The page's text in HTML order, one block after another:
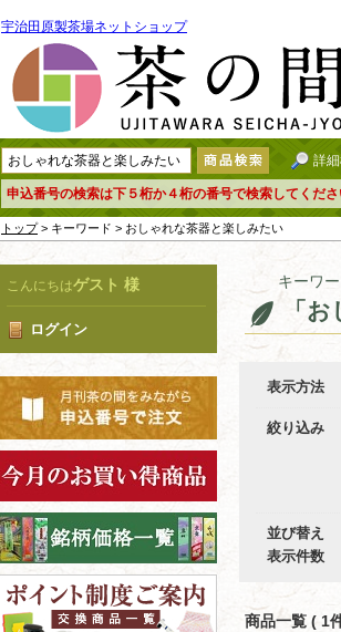
宇治田原製茶場ネットショップ
詳
申込番号の検索は下５桁か４桁の番号で検索してくださ
トップ> キーワード > おしゃれな茶器と楽しみたい
こんにちはゲスト 様
ログイン
キーワ
「
表示方法
絞り込み
並び替え
表示件数
商品一覧 ( 1